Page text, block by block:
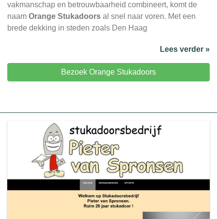
vakmanschap en betrouwbaarheid combineert, komt de
naam Orange Stukadoors al snel naar voren. Met een
brede dekking in steden zoals Den Haag
Lees verder »
Bezoek Orange Stukadoors